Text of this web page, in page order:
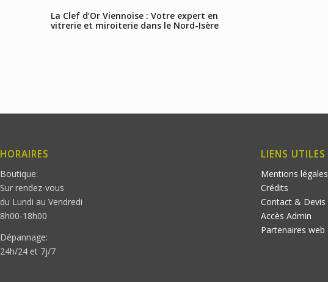
La Clef d’Or Viennoise : Votre expert en
vitrerie et miroiterie dans le Nord-Isère
HORAIRES
Boutique:
Sur rendez-vous
du Lundi au Vendredi
8h00-18h00
Dépannage:
24h/24 et 7j/7
LIENS UTILES
Mentions légales
Crédits
Contact & Devis
Accès Admin
Partenaires web